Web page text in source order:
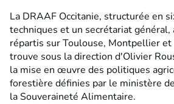
La DRAAF Occitanie, structurée en
techniques et un secrétariat général,
répartis sur Toulouse, Montpellier et
trouve sous la direction d'Olivier
la mise en œuvre des politiques
forestière définies par le ministère
la Souveraineté Alimentaire.